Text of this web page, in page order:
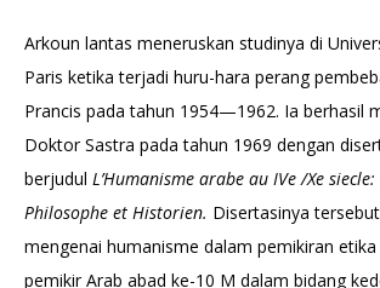
Arkoun lantas meneruskan studinya di
Paris ketika terjadi huru-hara perang
Prancis pada tahun 1954—1962. Ia berhasil
Doktor Sastra pada tahun 1969 dengan
berjudul L’Humanisme arabe au IVe /Xe
Philosophe et Historien. Disertasinya
mengenai humanisme dalam pemikiran
pemikir Arab abad ke-10 M dalam bidang